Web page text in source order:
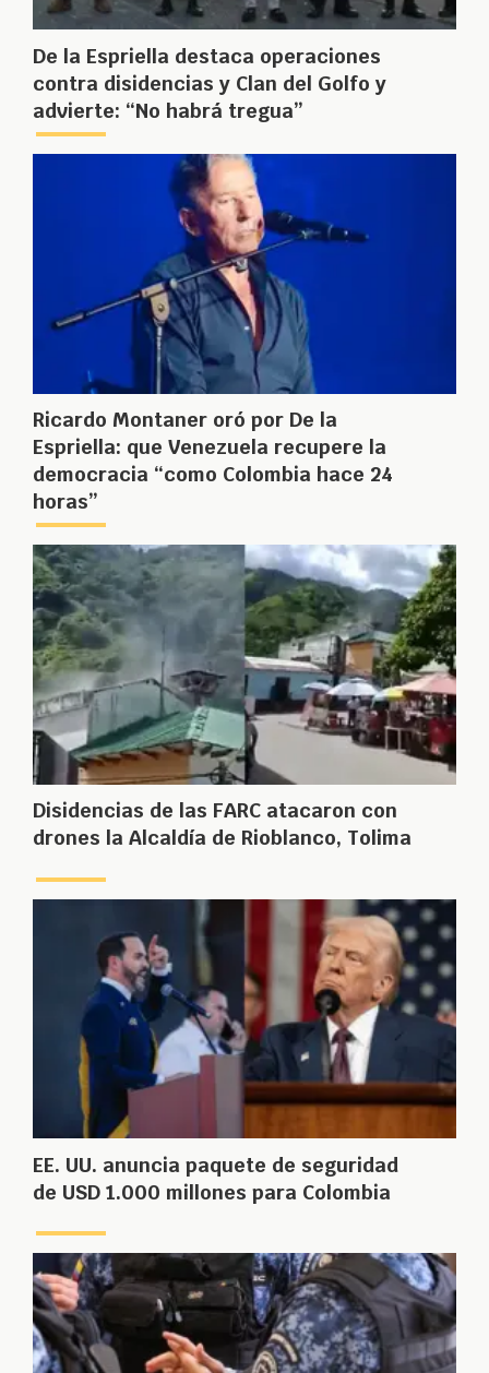
De la Espriella destaca operaciones
contra disidencias y Clan del Golfo y
advierte: “No habrá tregua”
Ricardo Montaner oró por De la
Espriella: que Venezuela recupere la
democracia “como Colombia hace 24
horas”
Disidencias de las FARC atacaron con
drones la Alcaldía de Rioblanco, Tolima
EE. UU. anuncia paquete de seguridad
de USD 1.000 millones para Colombia